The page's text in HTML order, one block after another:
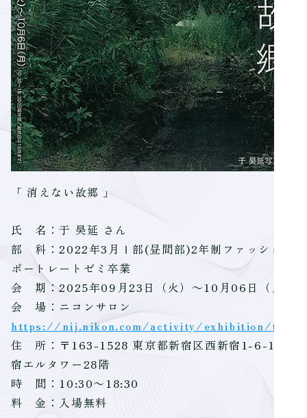
「 消えない故郷 」
氏 名：于 昊延 さん
部 科：2022年3月Ⅰ部(昼間部)2年制ファッション
ポートレートゼミ卒業
会 期：2025年09月23日（火）～10月06日（月）
会 場：ニコンサロン
https://nij.nikon.com/activity/exhibition/
住 所：〒163-1528 東京都新宿区西新宿1-6-1 新
宿エルタワー28階
時 間：10:30～18:30
料 金：入場無料